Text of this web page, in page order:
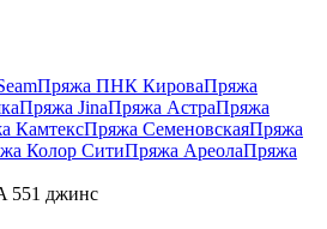
Пряжа ПНК КироваПряжа
Пряжа JinaПряжа АстраПряжа
КамтексПряжа СеменовскаяПряжа
Колор СитиПряжа АреолаПряжа
551 джинс